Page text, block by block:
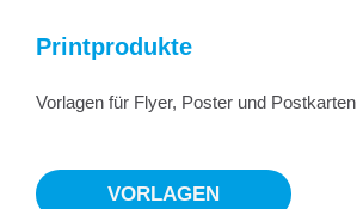
Printprodukte
Vorlagen für Flyer, Poster und Postkarten
VORLAGEN